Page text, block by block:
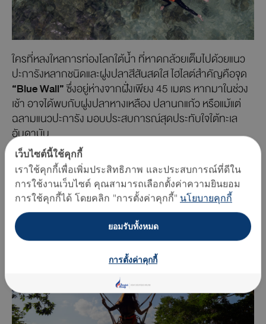
ใครที่หลงใหลการท่องโลกใต้น้ำ ที่หาดกล้วยเต็มไปด้วยแนว
ปะการังหลากชนิดและฝูงปลาสีสันสดใส ไฮไลต์สำคัญคือจุด
“Blue Wall”ซึ่งอยู่ห่างจากฝั่งเพียง 45 เมตร หากมาในช่วง
เช้า อาจได้พบกับฝูงปลาหางเหลือง ปลานกแก้ว หรือแม้แต่
ฉลามแนวปะการัง มอบประสบการณ์สุดประทับใจใต้ทะเล
อันดามัน
ช่วงเวลาที่แนะนำให้ดำน้ำตื้นคือระหว่าง 7.00–9.00 น.
เพราะเป็นช่วงเวลาที่มีโอกาสพบสัตว์ทะเลหลากชนิดมาก
ที่สุด อีกทั้งยังหลีกเลี่ยงแสงแดดแรงในช่วงกลางวันได้อีกด้วย
เว็บไซต์นี้ใช้คุกกี้
เราใช้คุกกี้เพื่อเพิ่มประสิทธิภาพ และประสบการณ์ที่ดีใน
การใช้งานเว็บไซต์ คุณสามารถเลือกตั้งค่าความยินยอม
การใช้คุกกี้ได้ โดยคลิก "การตั้งค่าคุกกี้" นโยบายคุกกี้
ยอมรับทั้งหมด
การตั้งค่าคุกกี้